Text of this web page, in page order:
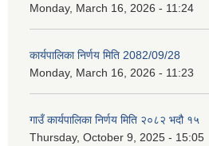
Monday, March 16, 2026 - 11:24
कार्यपालिका निर्णय मिति 2082/09/28
Monday, March 16, 2026 - 11:23
गाउँ कार्यपालिका निर्णय मिति २०८२ भदौ १५
Thursday, October 9, 2025 - 15:05